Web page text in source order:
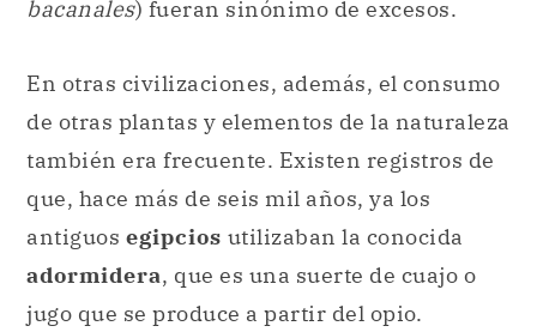
bacanales) fueran sinónimo de excesos.
En otras civilizaciones, además, el consumo
de otras plantas y elementos de la naturaleza
también era frecuente. Existen registros de
que, hace más de seis mil años, ya los
antiguos egipcios utilizaban la conocida
adormidera, que es una suerte de cuajo o
jugo que se produce a partir del opio.